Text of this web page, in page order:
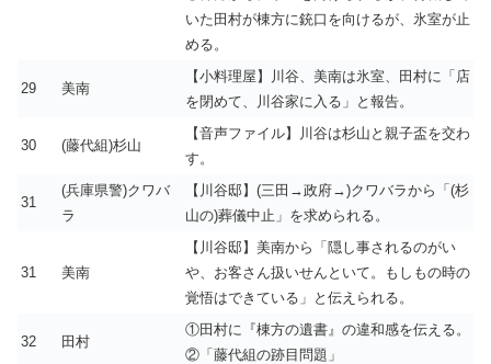
いた田村が棟方に銃口を向けるが、氷室が止
める。
29 美南
【小料理屋】川谷、美南は氷室、田村に「店
を閉めて、川谷家に入る」と報告。
30 (藤代組)杉山
【音声ファイル】川谷は杉山と親子盃を交わ
す。
31
(兵庫県警)クワバ
ラ
【川谷邸】(三田→政府→)クワバラから「(杉
山の)葬儀中止」を求められる。
31 美南
【川谷邸】美南から「隠し事されるのがい
や、お客さん扱いせんといて。もしもの時の
覚悟はできている」と伝えられる。
32 田村
①田村に『棟方の遺書』の違和感を伝える。
②「藤代組の跡目問題」